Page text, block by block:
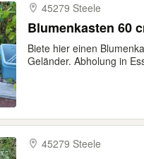
45279 Steele
Blumenkasten 60
Biete hier einen
Geländer. Abholung in
45279 Steele